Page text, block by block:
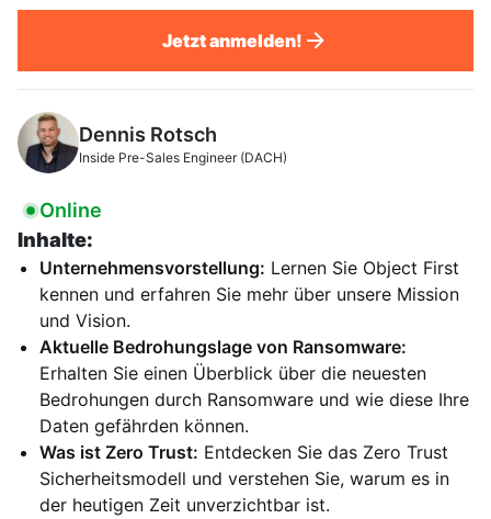
Jetzt anmelden!
Dennis Rotsch
Inside Pre-Sales Engineer (DACH)
Online
Inhalte:
Unternehmensvorstellung: Lernen Sie Object First
kennen und erfahren Sie mehr über unsere Mission
und Vision.
Aktuelle Bedrohungslage von Ransomware:
Erhalten Sie einen Überblick über die neuesten
Bedrohungen durch Ransomware und wie diese Ihre
Daten gefährden können.
Was ist Zero Trust: Entdecken Sie das Zero Trust
Sicherheitsmodell und verstehen Sie, warum es in
der heutigen Zeit unverzichtbar ist.